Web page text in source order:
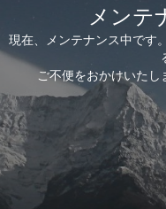
メンテ
現在、メンテナンス中です
ご不便をおかけいたし